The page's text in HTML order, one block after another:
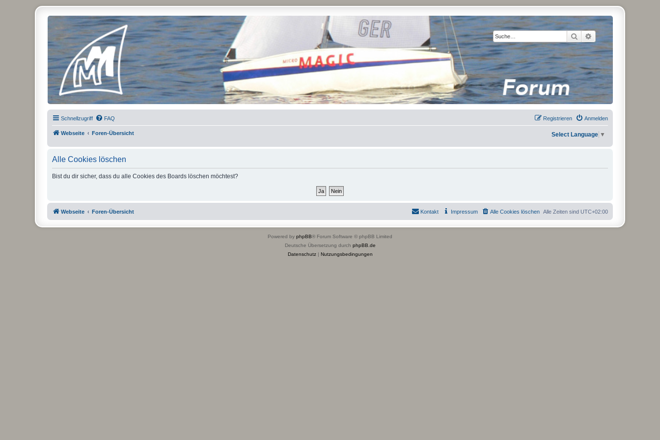
Suche Erweiterte Suche
Micro Magic Forum Deutschland
Schnellzugriff FAQ Anmelden
Registrieren
Webseite Foren-Übersicht Select Language ▼
Alle Cookies löschen
Bist du dir sicher, dass du alle Cookies des Boards löschen möchtest?
Webseite Foren-Übersicht Alle Zeiten sind UTC+02:00
Alle Cookies löschen
Impressum
Kontakt
Powered by phpBB® Forum Software © phpBB Limited
Deutsche Übersetzung durch phpBB.de
Datenschutz| Nutzungsbedingungen